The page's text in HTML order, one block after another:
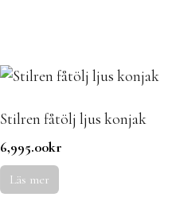
Stilren fåtölj ljus konjak
6,995.00kr
Läs mer